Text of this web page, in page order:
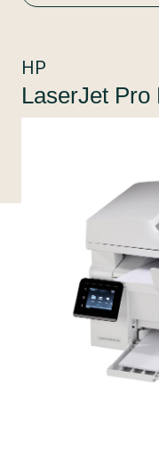
HP
LaserJet Pro